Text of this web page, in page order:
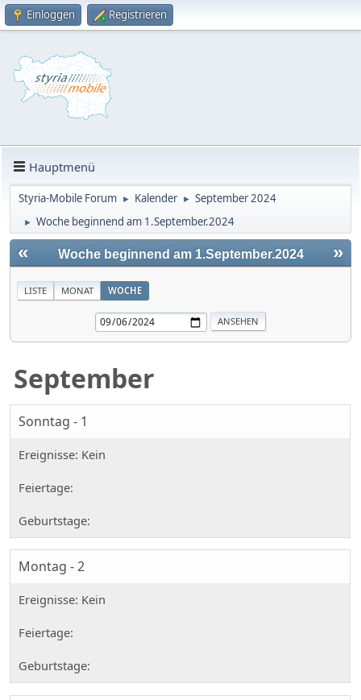
Einloggen Registrieren
Hauptmenü
Styria-Mobile Forum ► Kalender ► September 2024
► Woche beginnend am 1.September.2024
« »
Woche beginnend am 1.September.2024
LISTE MONAT WOCHE
September
Sonntag - 1
Montag - 2